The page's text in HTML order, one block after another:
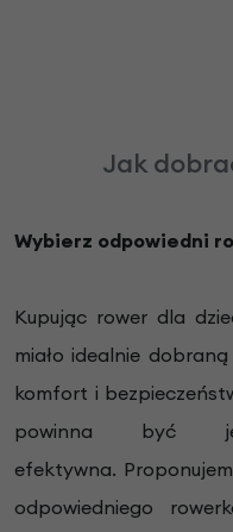
Jak
Wybierz odpowiedni
Kupując rower dla
miało idealnie
komfort i
powinna być
efektywna.
odpowiedniego